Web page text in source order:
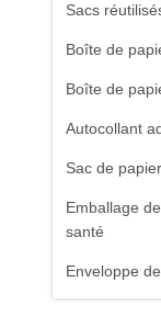
Sacs
Boîte de
Boîte de
Autocollant
Sac de
Emballage
santé
Enveloppe